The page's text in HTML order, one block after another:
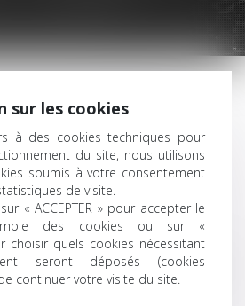
ÉLECTORAL
le droit régissant l’exercice du droit de
campagnes électorales et les modalités
de l’élection.
sur les cookies
à des cookies techniques pour
du site, nous utilisons
soumis à votre consentement
de visite.
« ACCEPTER » pour accepter le
des cookies ou sur «
choisir quels cookies nécessitant
seront déposés (cookies
continuer votre visite du site.